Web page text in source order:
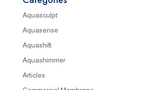
Aquasculpt
Aquasense
Aquashift
Aquashimmer
Articles